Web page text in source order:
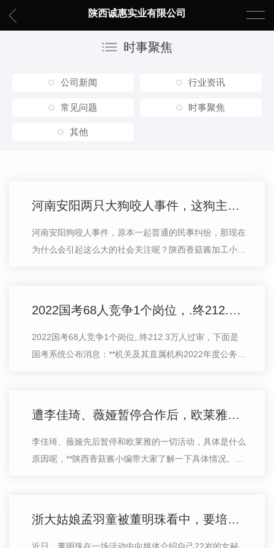
陕西诚惠实业有限公司
时事聚焦
公司新闻 行业资讯
常见问题 时事聚焦
其他
河南安阳两只大狗咬人事件，这狗主人背景不一般，能把记者气哭
河南安阳狗咬人事件，原本一起普通的民事纠纷，那现在
为什么会引起这么大的社会关注呢？陕西香菇酱加工小编
2022国考68人竞争1个岗位，.终212.3万人过审
2022国考68人竞争1个岗位,.终212.3万人过审，下面是
国考系统公布消息：**机关及其直属机构2022年度公务员
遭李佳琦、薇娅暂停合作后，欧莱雅的回应来了
李佳琦、薇娅先后暂停和欧莱雅的一切活动，具体是什么
原因呢，**陕西香菇酱小编带大家了解一下具体情况。11
浙大姑娘孟羽童被董明珠看中，要培养成“董明珠第二”！老师同学评价：她很拼，目标感**